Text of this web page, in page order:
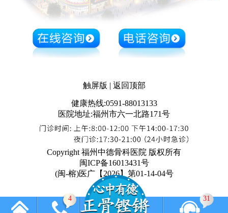
触屏版 | 返回顶部
健康热线:0591-88013133
医院地址:福州市六一北路171号
Copyright 福州中德骨科医院 版权所有
闽ICP备16013431号
(闽-榕)医广【2026】第01-14-04号
4 45